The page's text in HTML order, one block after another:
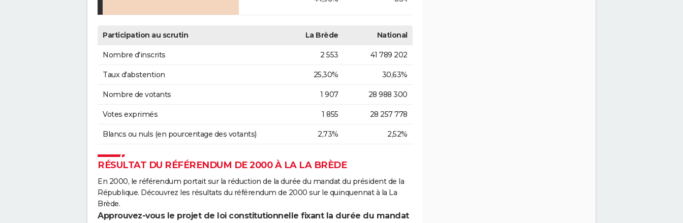
Participation au scrutin La Brède National
Nombre d'inscrits 2 553 41 789 202
Taux d'abstention 25,30% 30,63%
Nombre de votants 1 907 28 988 300
Votes exprimés 1 855 28 257 778
Blancs ou nuls (en pourcentage des votants) 2,73% 2,52%
RÉSULTAT DU RÉFÉRENDUM DE 2000 À LA LA BRÈDE
En 2000, le référendum portait sur la réduction de la durée du mandat du président de la
République. Découvrez les résultats du référendum de 2000 sur le quinquennat à la La
Brède.
Approuvez-vous le projet de loi constitutionnelle fixant la durée du mandat